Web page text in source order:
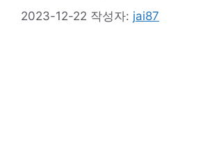
2023-12-22 작성자: jai87